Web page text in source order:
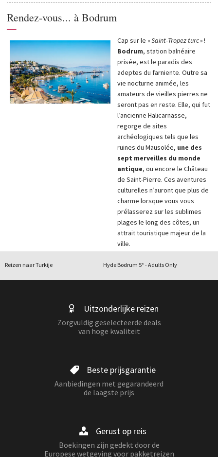
Rendez-vous... à Bodrum
—
Cap sur le «Saint-Tropez turc» !
Bodrum, station balnéaire
prisée, est le paradis des
adeptes du farniente. Outre sa
vie nocturne animée, les
amateurs de vieilles pierres ne
seront pas en reste. Elle, qui fut
l’ancienne Halicarnasse,
regorge de sites
archéologiques tels que les
ruines du Mausolée, une des
sept merveilles du monde
antique, ou encore le Château
de Saint-Pierre. Ces aventures
culturelles n’auront que plus de
charme lorsque vous vous
prélasserez sur les sublimes
plages le long des côtes, un
attrait touristique majeur de la
ville.
Reizen naar Turkije Hyde Bodrum 5* - Adults Only
Uitzonderlijke reizen
Zorgvuldig geselecteerde deals
van hoge kwaliteit
Beste prijsgarantie
Aanbiedingen met gegarandeerd
de laagste prijs
Gerust op reis
Boekingen zijn gedekt door de
Europese wetgeving voor pakketreizen